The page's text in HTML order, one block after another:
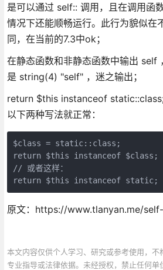
是可以通过 self:: 调用，且在调用函
情况下还能顺畅运行。此行为貌似在
同，在当前的7.3中ok；
在静态函数和非静态函数中输出 self
是 string(4) "self" ，迷之输出；
return $this instanceof
以下两种写法就正常：
$class = static::class;
return $this instanceof $class;
// 或者这样：
return $this instanceof static;
原文：https://www.tlanyan.me/
本文内容仅供个人学习、研究或参考使用，不
专业指导或法律依据。未经授权，禁止任何单